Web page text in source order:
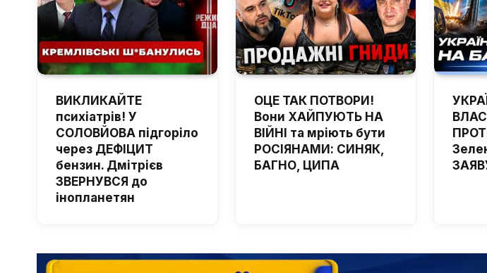
ВИКЛИКАЙТЕ
психіатрів! У
СОЛОВЙОВА підгоріло
через ДЕФІЦИТ
бензин. Дмітрієв
ЗВЕРНУВСЯ до
інопланетян
ОЦЕ ТАК ПОТВОРИ!
Вони ХАЙПУЮТЬ НА
ВІЙНІ та мріють бути
РОСІЯНАМИ: СИНЯК,
БАГНО, ЦИПА